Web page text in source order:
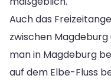
Auch das
zwischen
man in Magdeburg
auf dem Elbe-Fluss